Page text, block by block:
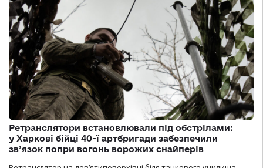
Ретранслятори встановлювали під обстрілами:
у Харкові бійці 40-ї артбригади забезпечили
зв’язок попри вогонь ворожих снайперів